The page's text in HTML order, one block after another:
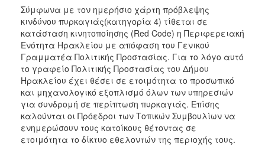
2006
ΤΟΠΟΣ
ΠΟΛΙΤΙΣΜΟΣ
ΑΝΘΕΚΤΙΚΗ
ΠΟΛΗ
Σύμφωνα με τον ημερήσιο χάρτη πρόβλεψης
κινδύνου πυρκαγιάς(κατηγορία 4) τίθεται σε
κατάσταση κινητοποίησης (Red Code) η Περιφερειακή
Ενότητα Ηρακλείου με απόφαση του Γενικού
Γραμματέα Πολιτικής Προστασίας. Για το λόγο αυτό
το γραφείο Πολιτικής Προστασίας του Δήμου
Ηρακλείου έχει θέσει σε ετοιμότητα το προσωπικό
και μηχανολογικό εξοπλισμό όλων των υπηρεσιών
για συνδρομή σε περίπτωση πυρκαγιάς. Επίσης
καλούνται οι Πρόεδροι των Τοπικών Συμβουλίων να
ενημερώσουν τους κατοίκους θέτοντας σε
ετοιμότητα το δίκτυο εθελοντών της περιοχής τους.